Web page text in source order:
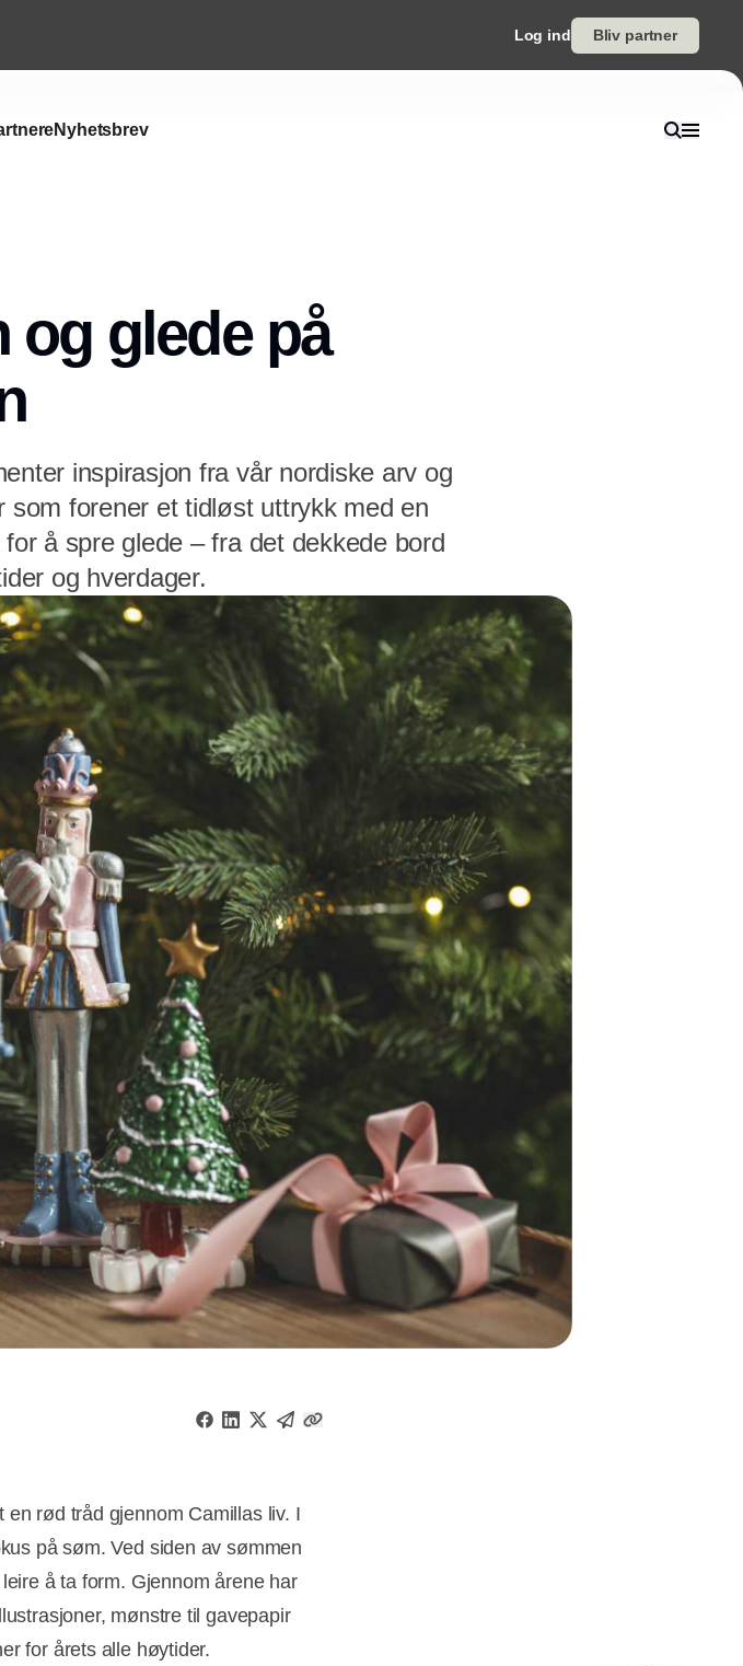
Log ind Bliv partner
Nyhetsbrev
og glede på
inspirasjon fra vår nordiske arv og
som forener et tidløst uttrykk med en
å spre glede – fra det dekkede bord
og hverdager.
rød tråd gjennom Camillas liv. I
på søm. Ved siden av sømmen
å ta form. Gjennom årene har
mønstre til gavepapir
for årets alle høytider.